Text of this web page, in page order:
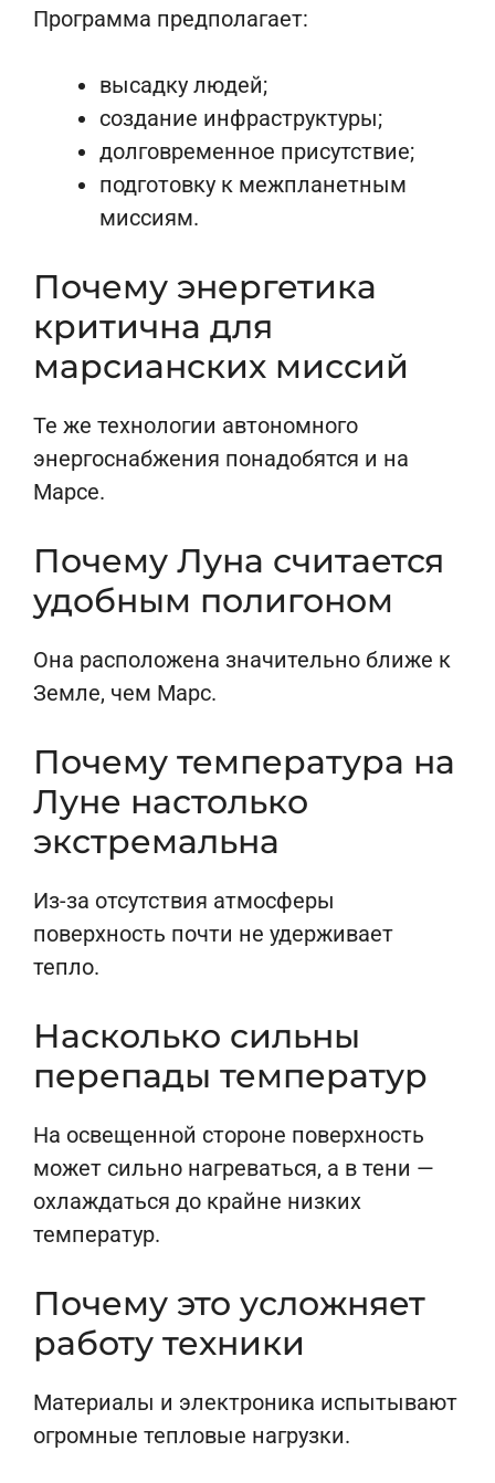
Программа предполагает:
высадку людей;
создание инфраструктуры;
долговременное присутствие;
подготовку к межпланетным
миссиям.
Почему энергетика
критична для
марсианских миссий
Те же технологии автономного
энергоснабжения понадобятся и на
Марсе.
Почему Луна считается
удобным полигоном
Она расположена значительно ближе к
Земле, чем Марс.
Почему температура на
Луне настолько
экстремальна
Из-за отсутствия атмосферы
поверхность почти не удерживает
тепло.
Насколько сильны
перепады температур
На освещенной стороне поверхность
может сильно нагреваться, а в тени —
охлаждаться до крайне низких
температур.
Почему это усложняет
работу техники
Материалы и электроника испытывают
огромные тепловые нагрузки.